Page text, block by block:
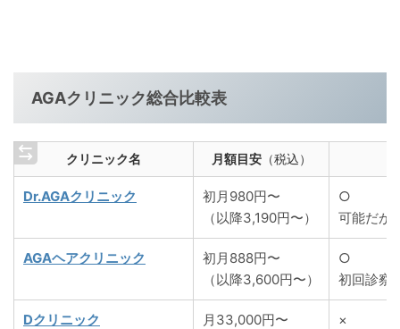
AGAクリニック総合比較表
クリニック名 月額目安（税込）
Dr.AGAクリニック
初月980円〜
（以降3,190円〜）
○
可能だが
AGAヘアクリニック
初月888円〜
（以降3,600円〜）
○
初回診察
Dクリニック 月33,000円〜 ×